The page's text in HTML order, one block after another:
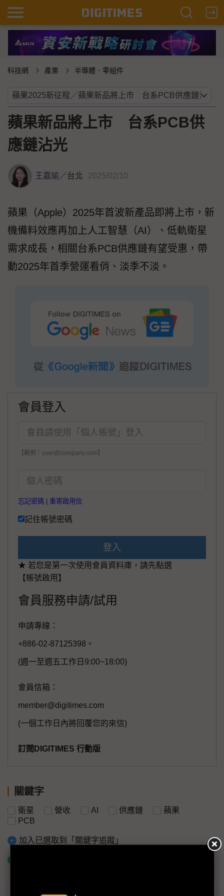
科技網 產業 半導體．零組件
蘋果新品將上市 台系PCB供
應鏈沾光
王嘉瑜／台北 2025/02/10
蘋果（Apple）2025年首波新產品即將上市，新
機備料效應再加上人工智慧（AI）、低軌衛星
需求成長，相關台系PCB供應鏈有望受惠，帶
動2025年首季營運看俏、淡季不淡。
會員登入
【範例：user@company.com】
忘記密碼 重寄啟用信
記住帳號密碼
登入
★ 若您是第一次使用會員資料庫，請先點選
【帳號啟用】
會員服務申請/試用
申請專線：
+886-02-87125398。
(週一至週五工作日9:00~18:00)
會員信箱：
member@digitimes.com
(一個工作日內將回覆您的來信)
訂閱DIGITIMES 行動版
關鍵字
衛星 營收 AI 供應鏈
蘋果
PCB
加入已選取到「關鍵字追蹤」
議題精選－蘋果2025新征程